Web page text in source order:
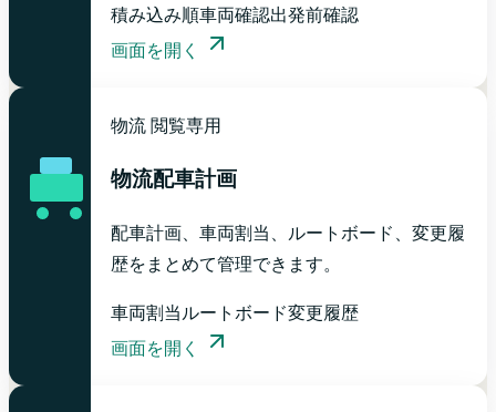
積み込み順車両確認出発前確認
画面を開く
物流閲覧専用
物流配車計画
配車計画、車両割当、ルートボード、変更履
歴をまとめて管理できます。
車両割当ルートボード変更履歴
画面を開く